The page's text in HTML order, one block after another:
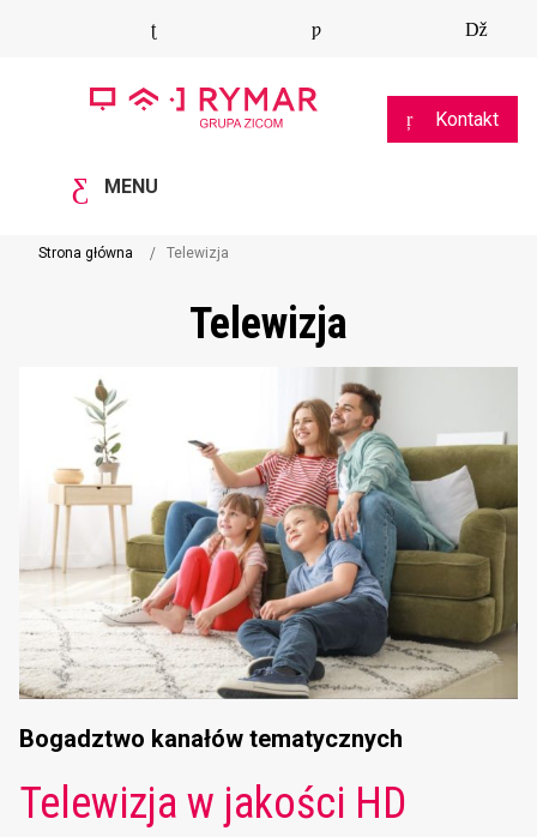
Kontakt
MENU
Strona główna Telewizja
Telewizja
Bogadztwo kanałów tematycznych
Telewizja w jakości HD